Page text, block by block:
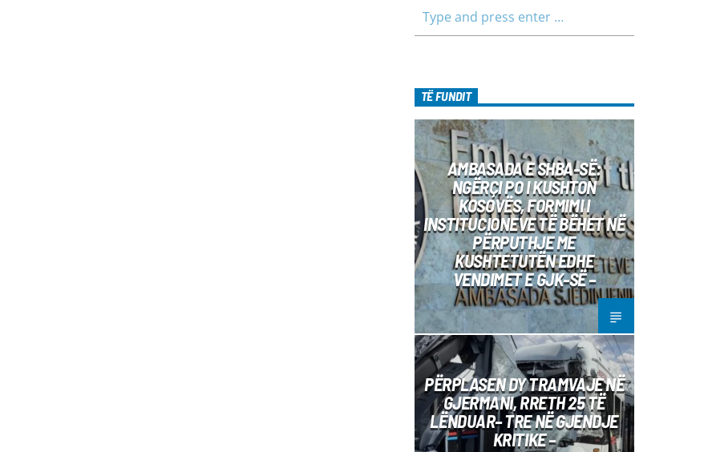
TË FUNDIT
AMBASADA E SHBA-SË:
NGËRÇI PO I KUSHTON
KOSOVËS, FORMIMI I
INSTITUCIONEVE TË BËHET NË
PËRPUTHJE ME
KUSHTETUTËN EDHE
VENDIMET E GJK-SË –
PËRPLASEN DY TRAMVAJE NË
GJERMANI, RRETH 25 TË
LËNDUAR– TRE NË GJENDJE
KRITIKE –